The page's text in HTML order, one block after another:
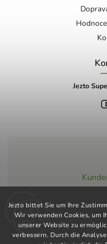
Jezto bittet Sie um Ihre
Wir verwenden Cookies, um
unserer Website zu
verbessern. Durch die
Jezto